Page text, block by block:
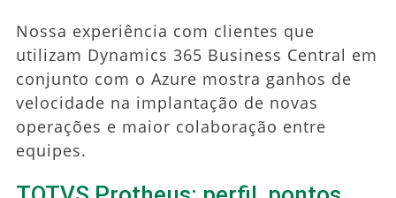
Nossa experiência com clientes que
utilizam Dynamics 365 Business Central em
conjunto com o Azure mostra ganhos de
velocidade na implantação de novas
operações e maior colaboração entre
equipes.